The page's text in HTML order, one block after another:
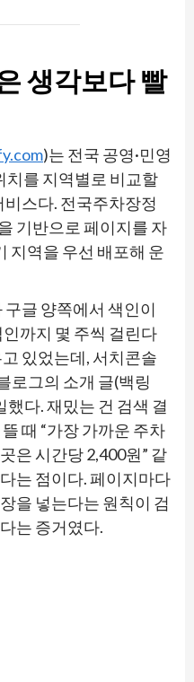
생각보다 빨
)는 전국 공영·민영
치를 지역별로 비교할
비스다. 전국주차장정
기반으로 페이지를 자
지역을 우선 배포해 운
글 양쪽에서 색인이
까지 몇 주씩 걸린다
있었는데, 서치콘솔
로그의 소개 글(백링
다. 재밌는 건 검색 결
때 “가장 가까운 주차
은 시간당 2,400원” 같
는 점이다. 페이지마다
을 넣는다는 원칙이 검
는 증거였다.